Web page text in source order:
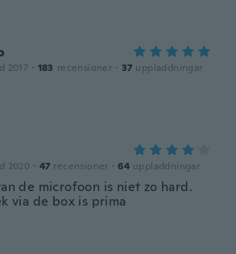
2017 · 183 recensioner · 37 uppladdningar
2020 · 47 recensioner · 64 uppladdningar
de microfoon is niet zo hard.
via de box is prima